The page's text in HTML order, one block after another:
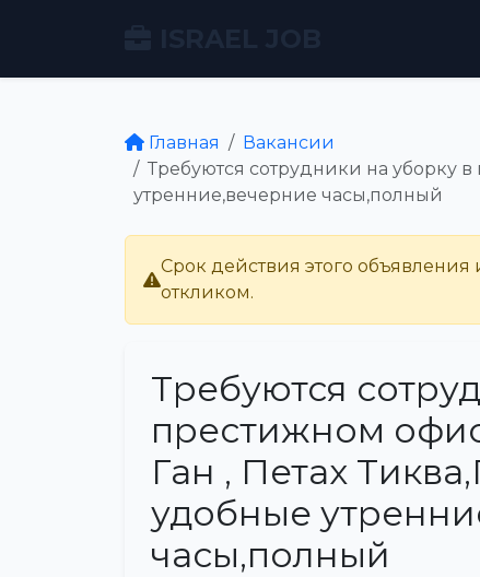
Главная
Вакансии
Требуются сотрудники на уборку
утренние,вечерние часы,полный
Срок действия этого объявления
откликом.
Требуются
престижном
Ган , Петах
удобные
часы,полный